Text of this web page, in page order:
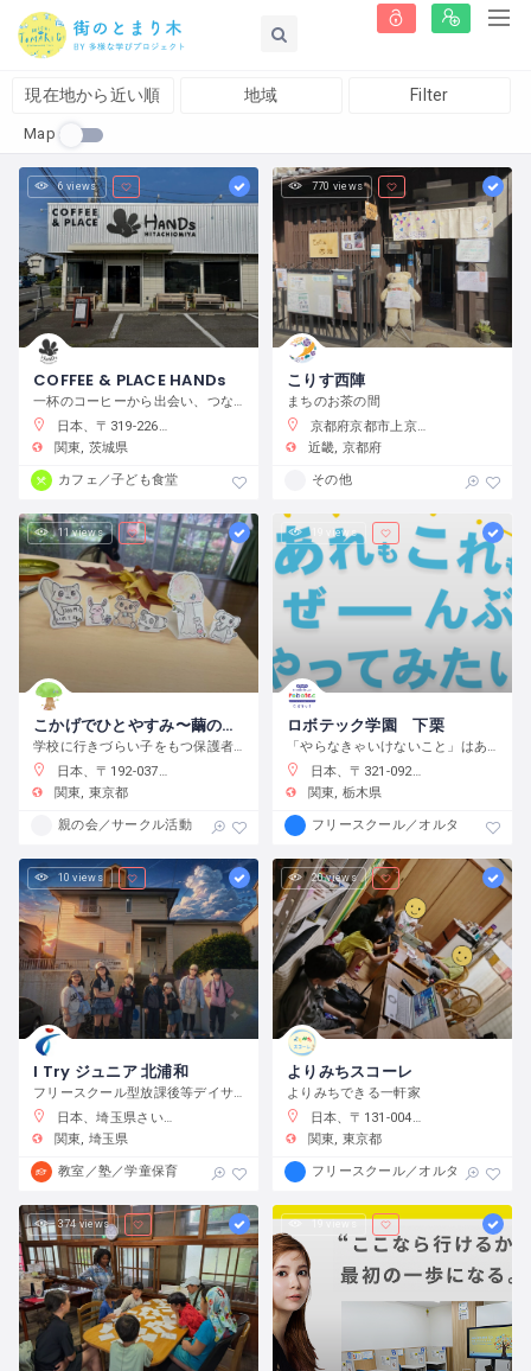
現在地から近い順 地域 Filter
Map
6 views
COFFEE & PLACE HANDs
一杯のコーヒーから出会い、つながり、何かが始まるまちの居場所
日本、〒319-2266 茨城県常陸大宮市抽ヶ台町８６４−１
関東
茨城県
カフェ／子ども食堂
770 views
こりす西陣
まちのお茶の間
京都府京都市上京区藤木町７９５−５
近畿 京都府
その他
11 views
こかげでひとやすみ〜繭の会〜
学校に行きづらい子をもつ保護者の会です
日本、〒192-0375 東京都八王子市鑓水２丁目２０１３−２
関東
東京都
親の会／サークル活動
19 views
ロボテック学園 下栗
「やらなきゃいけないこと」はありません。宿題をやるのもよし、自分で目標をたてて取り組むのもよし、なんでもチャレンジできる環境です。
日本、〒321-0923 栃木県宇都宮市下栗町２２９２−８ 2 階
関東
栃木県
フリースクール／オルタナティブス
10 views
I Try ジュニア 北浦和
フリースクール型放課後等デイサービス
日本、埼玉県さいたま市浦和区元町２−３４−１０
関東
埼玉県
教室／塾／学童保育
20 views
よりみちスコーレ
よりみちできる一軒家
日本、〒131-0045 東京都墨田区押上２丁目２８−３
関東
東京都
フリースクール／オルタナティブス
374 views